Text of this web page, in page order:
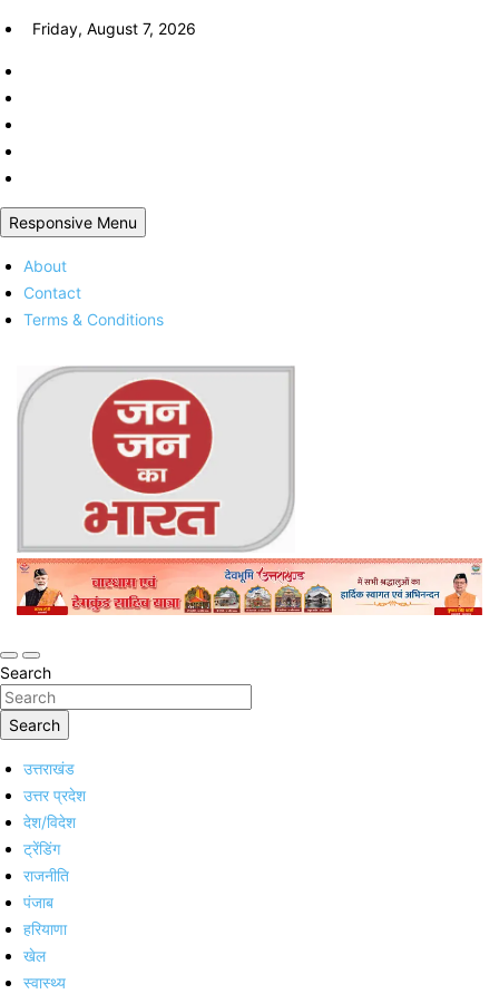
Skip
content
Friday, August 7, 2026
Responsive Menu
About
Contact
Terms & Conditions
Jan Jan Ka Bharat
Online Trending Hindi News Website
Search
Search
उत्तराखंड
उत्तर प्रदेश
देश/विदेश
ट्रेंडिंग
राजनीति
पंजाब
हरियाणा
खेल
स्वास्थ्य